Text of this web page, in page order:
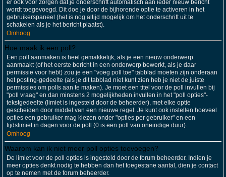
er ook voor zorgen dat je onderschrift automatisch aan ieder nieuw bericht
wordt toegevoegd. Dit doe je door de bijhorende optie te activeren in het
gebruikerspaneel (het is nog altijd mogelijk om het onderschrift uit te
schakelen als je het bericht plaatst).
Omhoog
Hoe maak ik een poll?
Een poll aanmaken is heel gemakkelijk, als je een nieuw onderwerp
aanmaakt (of het eerste bericht in een onderwerp bewerkt, als je daar
permissie voor hebt) zou je een "voeg poll toe" tabblad moeten zijn onderaan
het posting-gedeelte (als je dit tabblad niet kunt zien heb je niet de juiste
permissies om polls aan te maken). Je moet een titel voor de poll invullen bij
"poll vraag" en dan minstens 2 mogelijkheden invullen in het "poll opties"-
tekstgedeelte (limiet is ingesteld door de beheerder), met elke optie
gescheiden door middel van een nieuwe regel. Je kunt ook instellen hoeveel
opties een gebruiker mag kiezen onder "opties per gebruiker" en een
tijdslimiet in dagen voor de poll (0 is een poll van oneindige duur).
Omhoog
Waarom kan ik niet meer poll opties toevoegen?
De limiet voor de poll opties is ingesteld door de forum beheerder. Indien je
meer opties denkt nodig te hebben dan het toegestane aantal, dien je contact
op te nemen met de forum beheerder.